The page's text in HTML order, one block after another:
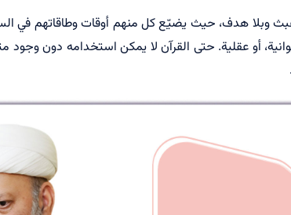
وبلا هدف، حيث يضيّع كل منهم أوقات وطاقاتهم في السعي
أو عقلية. حتى القرآن لا يمكن استخدامه دون